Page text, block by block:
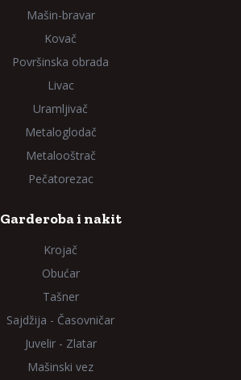
Mašin-bravar
Kovač
Površinska obrada
Livac
Uramljivač
Metaloglodač
Metalooštrač
Pečatorezac
Garderoba i nakit
Krojač
Obućar
Tašner
Sajdžija - Časovničar
Juvelir - Zlatar
Mašinski vez